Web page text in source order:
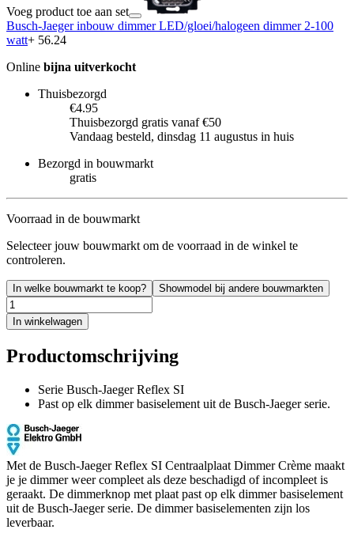
Voeg product toe aan set
Busch-Jaeger inbouw dimmer LED/gloei/halogeen dimmer 2-100
watt+ 56.24
Online bijna uitverkocht
Thuisbezorgd
€4.95
Thuisbezorgd gratis vanaf €50
Vandaag besteld, dinsdag 11 augustus in huis
Bezorgd in bouwmarkt
gratis
Voorraad in de bouwmarkt
Selecteer jouw bouwmarkt om de voorraad in de winkel te
controleren.
In welke bouwmarkt te koop? Showmodel bij andere bouwmarkten
In winkelwagen
Productomschrijving
Serie Busch-Jaeger Reflex SI
Past op elk dimmer basiselement uit de Busch-Jaeger serie.
Met de Busch-Jaeger Reflex SI Centraalplaat Dimmer Crème maakt
je je dimmer weer compleet als deze beschadigd of incompleet is
geraakt. De dimmerknop met plaat past op elk dimmer basiselement
uit de Busch-Jaeger serie. De dimmer basiselementen zijn los
leverbaar.